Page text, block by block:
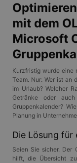
mit dem
Microsoft
Kurzfristig wurde eine
Team. Nur: Wer ist an
im Urlaub? Welcher
Getränke oder
Gruppenkalender?
Planung in
Die Lösung
Seien Sie sicher. Der
hilft, die Übersicht